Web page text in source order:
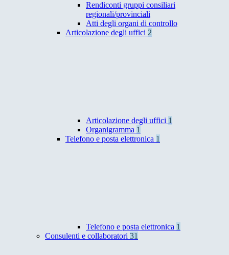
Rendiconti gruppi consiliari
regionali/provinciali
Atti degli organi di controllo
Articolazione degli uffici 2
Articolazione degli uffici 1
Organigramma 1
Telefono e posta elettronica 1
Telefono e posta elettronica 1
Consulenti e collaboratori 31